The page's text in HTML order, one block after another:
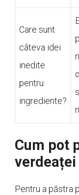
Care sunt
câteva idei
inedite
pentru
ingrediente?
Cum pot
Pentru a păstra